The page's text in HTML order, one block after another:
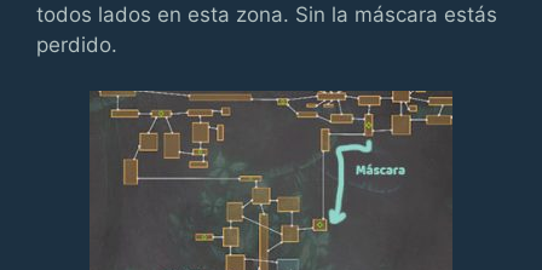
todos lados en esta zona. Sin la máscara estás
perdido.